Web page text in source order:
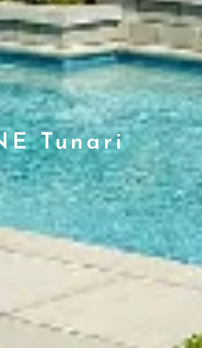
Tunari